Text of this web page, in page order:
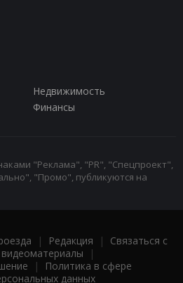
Недвижимость
Финансы
"Реклама", "PR", "Спецпроект",
"Промо", публикуются на
| Редакция | Связаться с
|
|
Политика в сфере
данных